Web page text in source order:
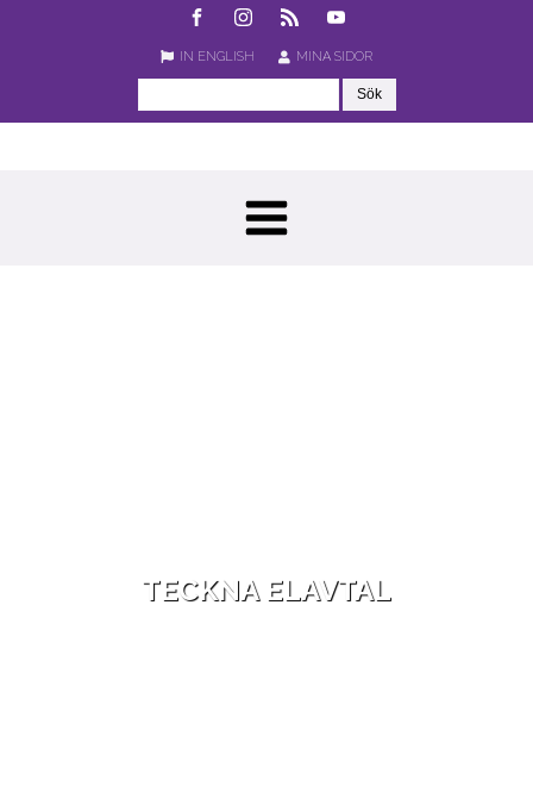
IN ENGLISH MINA SIDOR
TECKNA ELAVTAL